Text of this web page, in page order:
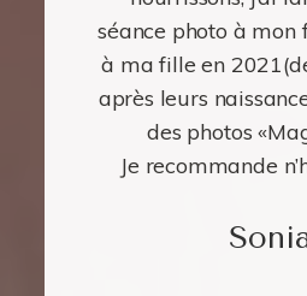
séance photo à mon
à ma fille en
après leurs
des photos
Je recommande